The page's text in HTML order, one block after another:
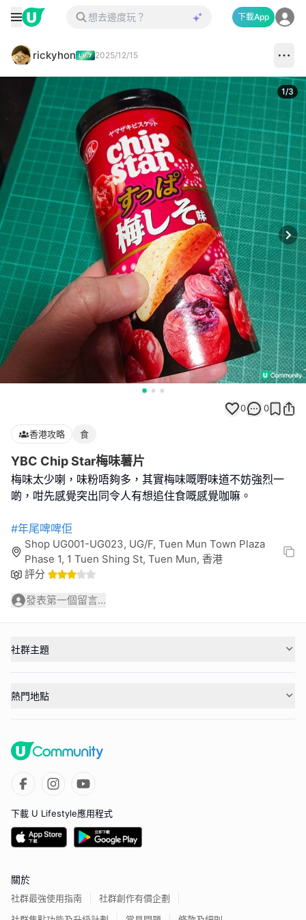
下載App
rickyhon 2025/12/15
1/3
0 0
香港攻略 食
YBC Chip Star梅味薯片
梅味太少喇，味粉唔夠多，其實梅味嘅嘢味道不妨強烈一
啲，咁先感覺突出同令人有想追住食嘅感覺咖嘛。
#年尾啤啤佢
Shop UG001-UG023, UG/F, Tuen Mun Town Plaza
Phase 1, 1 Tuen Shing St, Tuen Mun, 香港
評分
發表第一個留言...
社群主題
熱門地點
下載 U Lifestyle應用程式
關於
社群最強使用指南
社群創作有價企劃